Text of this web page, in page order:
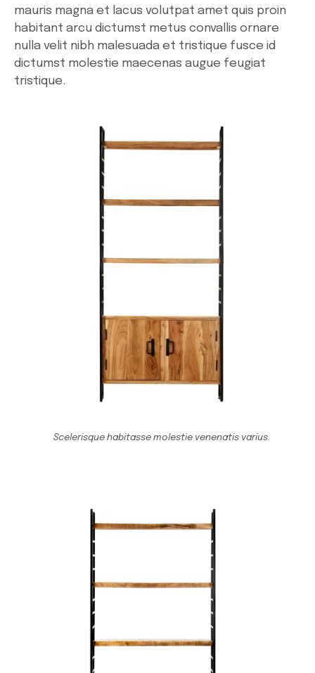
mauris magna et lacus volutpat amet quis proin
habitant arcu dictumst metus convallis ornare
nulla velit nibh malesuada et tristique fusce id
dictumst molestie maecenas augue feugiat
tristique.
Scelerisque habitasse molestie venenatis varius.